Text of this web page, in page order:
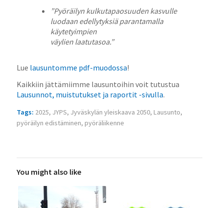
”Pyöräilyn kulkutapaosuuden kasvulle
luodaan edellytyksiä parantamalla
käytetyimpien
väylien laatutasoa.”
Lue lausuntomme pdf-muodossa!
Kaikkiin jättämiimme lausuntoihin voit tutustua
Lausunnot, muistutukset ja raportit -sivulla.
Tags: 2025, JYPS, Jyväskylän yleiskaava 2050, Lausunto,
pyöräilyn edistäminen, pyöräliikenne
You might also like